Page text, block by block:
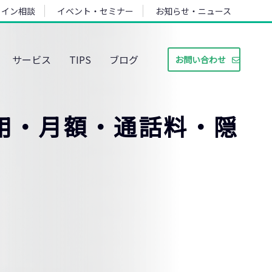
ン相談 イベント・セミナー お知らせ・ニュース
サービス TIPS ブログ お問い合わせ
・月額・通話料・隠